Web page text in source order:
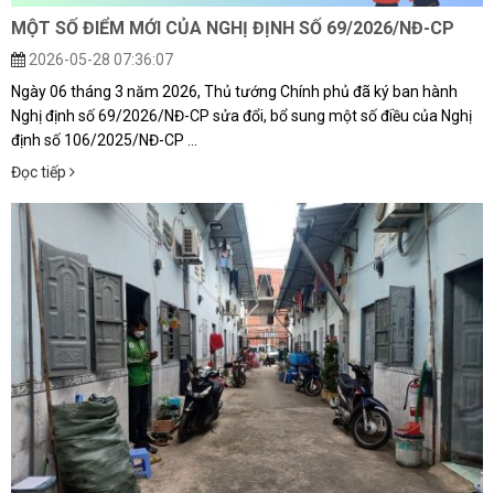
MỘT SỐ ĐIỂM MỚI CỦA NGHỊ ĐỊNH SỐ 69/2026/NĐ-CP
2026-05-28 07:36:07
Ngày 06 tháng 3 năm 2026, Thủ tướng Chính phủ đã ký ban hành
Nghị định số 69/2026/NĐ-CP sửa đổi, bổ sung một số điều của Nghị
định số 106/2025/NĐ-CP ...
Đọc tiếp